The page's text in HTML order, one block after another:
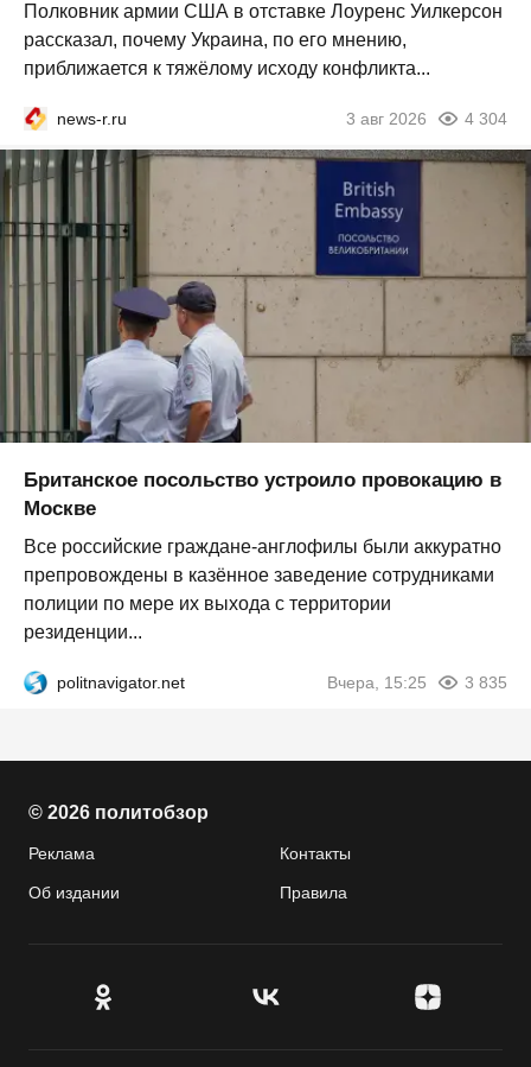
Полковник армии США в отставке Лоуренс Уилкерсон
рассказал, почему Украина, по его мнению,
приближается к тяжёлому исходу конфликта...
news-r.ru 3 авг 2026 4 304
Британское посольство устроило провокацию в
Москве
Все российские граждане-англофилы были аккуратно
препровождены в казённое заведение сотрудниками
полиции по мере их выхода с территории
резиденции...
politnavigator.net Вчера, 15:25 3 835
© 2026 политобзор
Реклама Контакты
Об издании Правила